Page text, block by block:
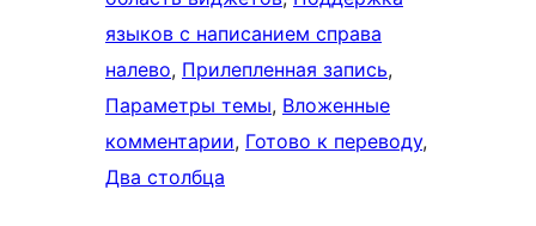
языков с написанием справа
налево, Прилепленная запись
Параметры темы, Вложенные
комментарии, Готово к переводу
Два столбца